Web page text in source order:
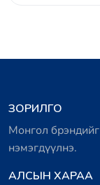
ЗОРИЛГО
Монгол
нэмэгдүүлнэ.
АЛСЫН ХАРАА